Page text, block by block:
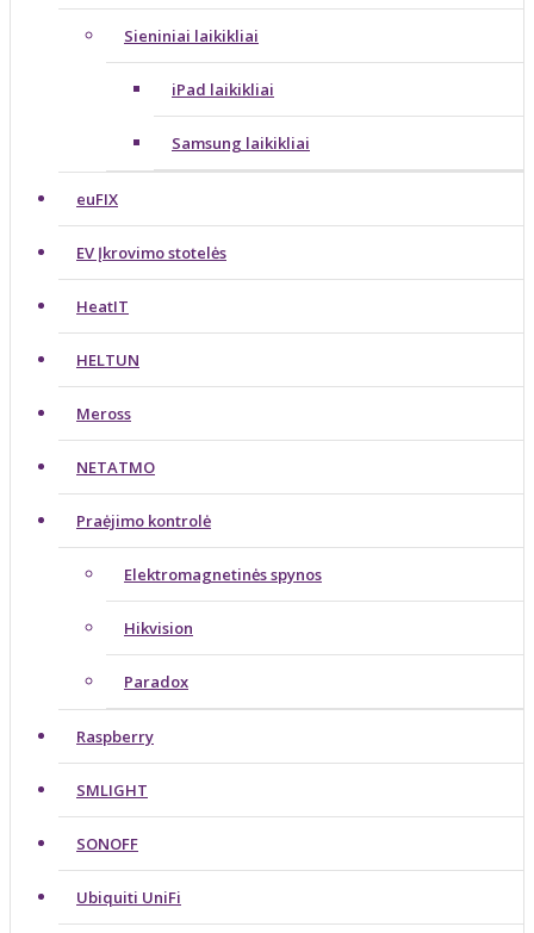
Sieniniai laikikliai
iPad laikikliai
Samsung laikikliai
euFIX
EV Įkrovimo stotelės
HeatIT
HELTUN
Meross
NETATMO
Praėjimo kontrolė
Elektromagnetinės spynos
Hikvision
Paradox
Raspberry
SMLIGHT
SONOFF
Ubiquiti UniFi